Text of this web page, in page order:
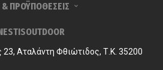
& ΠΡΟΫΠΟΘΕΣΕΙΣ
23, Αταλάντη Φθιώτιδος, Τ.Κ. 35200